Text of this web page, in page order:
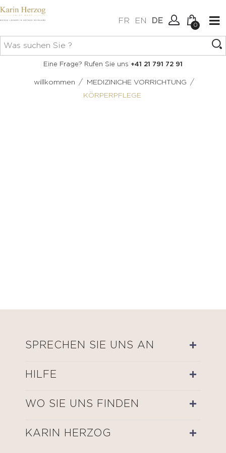
FR EN DE
Verbindung
0
Keine Artikel im Warenkorb.
Eine Frage? Rufen Sie uns +41 21 791 72 91
willkommen / MEDIZINICHE VORRICHTUNG /
KÖRPERPFLEGE
SPRECHEN SIE UNS AN
HILFE
WO SIE UNS FINDEN
KARIN HERZOG